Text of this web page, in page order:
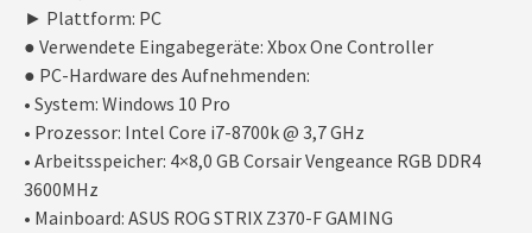
► Plattform: PC
● Verwendete Eingabegeräte: Xbox One Controller
● PC-Hardware des Aufnehmenden:
• System: Windows 10 Pro
• Prozessor: Intel Core i7-8700k @ 3,7 GHz
• Arbeitsspeicher: 4×8,0 GB Corsair Vengeance RGB DDR4
3600MHz
• Mainboard: ASUS ROG STRIX Z370-F GAMING